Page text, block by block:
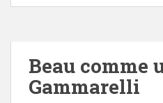
Beau comme
Gammarelli